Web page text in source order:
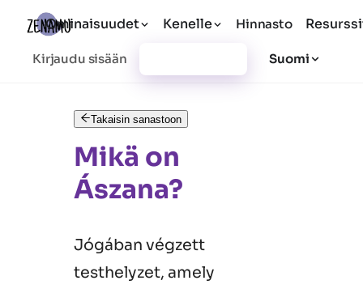
Ominaisuudet Kenelle Hinnasto
Kirjaudu sisään Suomi
Takaisin sanastoon
Mikä on
Ászana?
Jógában végzett
testhelyzet, amely